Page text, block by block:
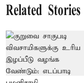
Related Stories